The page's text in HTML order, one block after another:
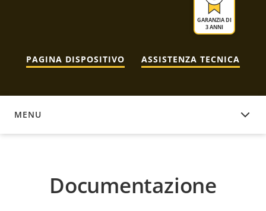
GARANZIA DI
3 ANNI
PAGINA DISPOSITIVO ASSISTENZA TECNICA
MENU
DOCUMENTAZIONE
Documentazione